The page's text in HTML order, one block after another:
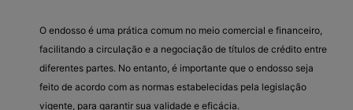
O endosso é uma prática comum no meio comercial e financeiro,
facilitando a circulação e a negociação de títulos de crédito entre
diferentes partes. No entanto, é importante que o endosso seja
feito de acordo com as normas estabelecidas pela legislação
vigente, para garantir sua validade e eficácia.